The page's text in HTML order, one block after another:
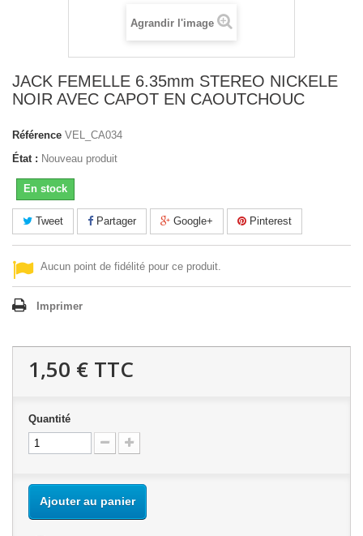
Agrandir l'image
JACK FEMELLE 6.35mm STEREO NICKELE
NOIR AVEC CAPOT EN CAOUTCHOUC
Référence VEL_CA034
État : Nouveau produit
En stock
Tweet Partager Google+ Pinterest
Aucun point de fidélité pour ce produit.
Imprimer
1,50 € TTC
Quantité
Ajouter au panier